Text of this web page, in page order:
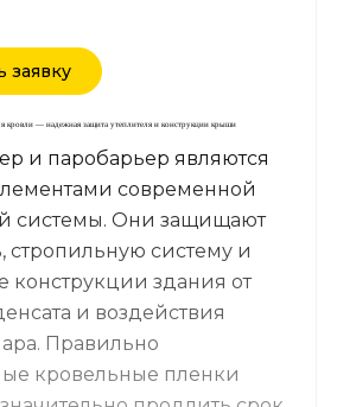
заявку
кровли — надежная защита утеплителя и конструкции крыши
и паробарьер являются
современной
системы. Они защищают
стропильную систему и
конструкции здания от
и воздействия
Правильно
кровельные пленки